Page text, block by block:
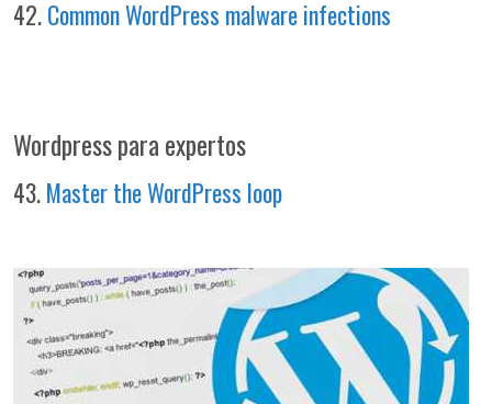
42.Common WordPress malware infections
Wordpress para expertos
43.Master the WordPress loop